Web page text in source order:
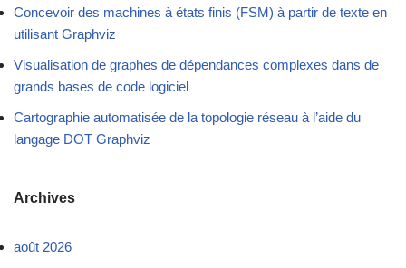
Concevoir des machines à états finis (FSM) à partir de texte en
utilisant Graphviz
Visualisation de graphes de dépendances complexes dans de
grands bases de code logiciel
Cartographie automatisée de la topologie réseau à l’aide du
langage DOT Graphviz
Archives
août 2026